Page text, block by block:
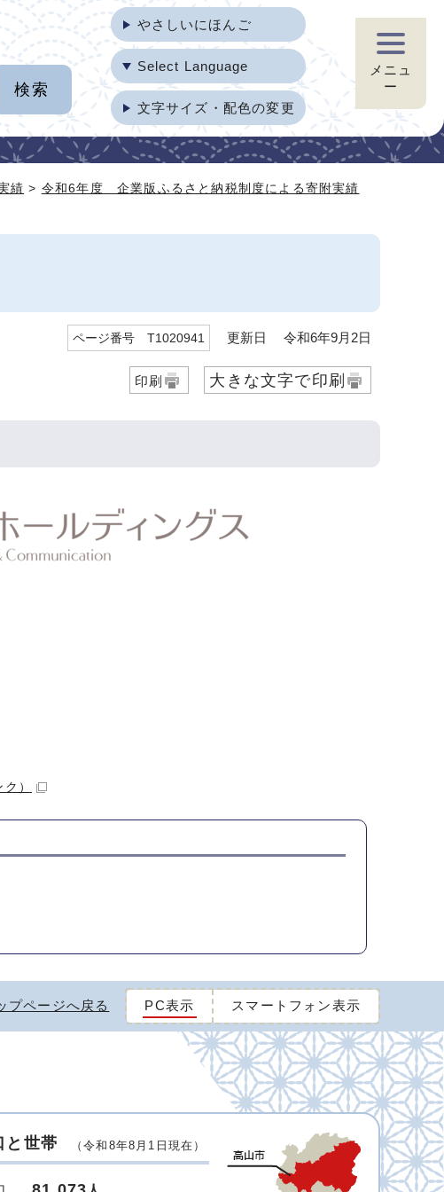
やさしいにほんご
Select Language
文字サイズ・配色の変更
メニュ
ー
績 > 令和6年度 企業版ふるさと納税制度による寄附実績
ページ番号 T1020941 更新日 令和6年9月2日
印刷 大きな文字で印刷
）
プページへ戻る PC表示 スマートフォン表示
と世帯 （令和8年8月1日現在）